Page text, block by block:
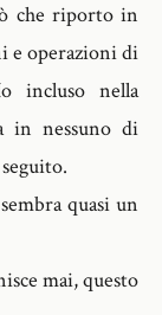
che riporto in
e operazioni di
incluso nella
in nessuno di
quasi un
mai, questo